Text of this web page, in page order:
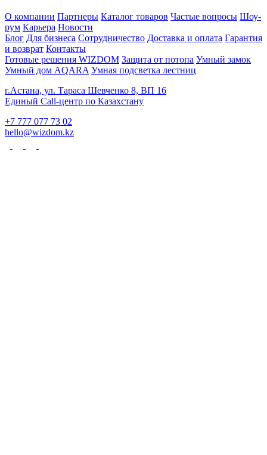
О компании Партнеры Каталог товаров Частые вопросы Шоу-
рум Карьера Новости
Блог Для бизнеса Сотрудничество Доставка и оплата Гарантия
и возврат Контакты
Готовые решения WIZDOM Защита от потопа Умный замок
Умный дом AQARA Умная подсветка лестниц
г.Астана, ул. Тараса Шевченко 8, ВП 16
Единый Call-центр по Казахстану
+7 777 077 73 02
hello@wizdom.kz